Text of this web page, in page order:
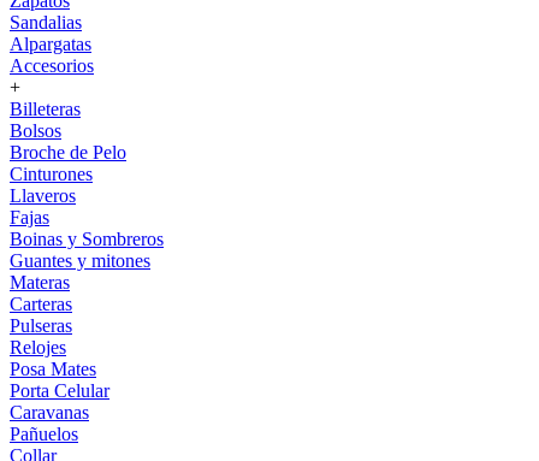
Sandalias
Alpargatas
Accesorios
+
Billeteras
Bolsos
Broche de Pelo
Cinturones
Llaveros
Fajas
Boinas y Sombreros
Guantes y mitones
Materas
Carteras
Pulseras
Relojes
Posa Mates
Porta Celular
Caravanas
Pañuelos
Collar